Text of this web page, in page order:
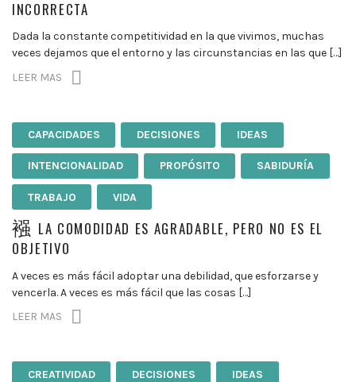
INCORRECTA
Dada la constante competitividad en la que vivimos, muchas
veces dejamos que el entorno y las circunstancias en las que […]
LEER MAS
CAPACIDADES DECISIONES IDEAS
INTENCIONALIDAD PROPÓSITO SABIDURÍA
TRABAJO VIDA
LA COMODIDAD ES AGRADABLE, PERO NO ES EL
OBJETIVO
A veces es más fácil adoptar una debilidad, que esforzarse y
vencerla. A veces es más fácil que las cosas […]
LEER MAS
CREATIVIDAD DECISIONES IDEAS